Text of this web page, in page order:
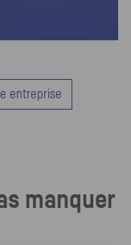
entreprise
manquer